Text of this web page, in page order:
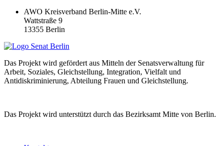
AWO Kreisverband Berlin-Mitte e.V.
Wattstraße 9
13355 Berlin
Das Projekt wird gefördert aus Mitteln der Senatsverwaltung für
Arbeit, Soziales, Gleichstellung, Integration, Vielfalt und
Antidiskriminierung, Abteilung Frauen und Gleichstellung.
Das Projekt wird unterstützt durch das Bezirksamt Mitte von Berlin.